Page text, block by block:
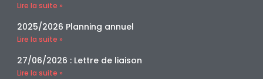
Lire la suite »
2025/2026 Planning annuel
Lire la suite »
27/06/2026 : Lettre de liaison
Lire la suite »